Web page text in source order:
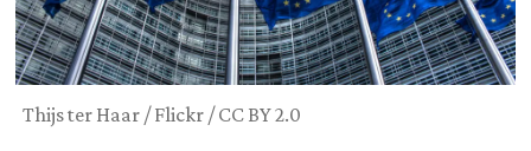
Thijs ter Haar / Flickr / CC BY 2.0